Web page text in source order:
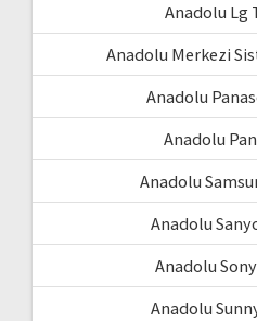
Anadolu Lg
Anadolu Merkezi
Anadolu
Anadolu
Anadolu
Anadolu
Anadolu
Anadolu